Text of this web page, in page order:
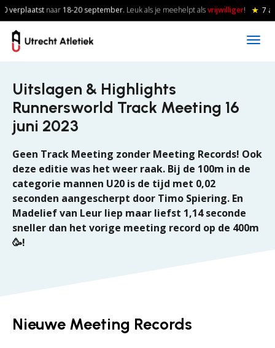
Skip to main content
verplaatstnaar18-20september. Leuk als je meehelpt alsvrijwilliger! ★ 7
Uitslagen & Highlights
Runnersworld Track Meeting 16
juni 2023
Geen Track Meeting zonder Meeting Records! Ook
deze editie was het weer raak. Bij de 100m in de
categorie mannen U20 is de tijd met 0,02
seconden aangescherpt door Timo Spiering. En
Madelief van Leur liep maar liefst 1,14 seconde
sneller dan het vorige meeting record op de 400m
🥳!
Nieuwe Meeting Records